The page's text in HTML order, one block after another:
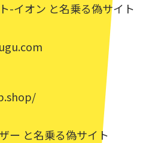
-イオン と名乗る偽サイト
ー と名乗る偽サイト